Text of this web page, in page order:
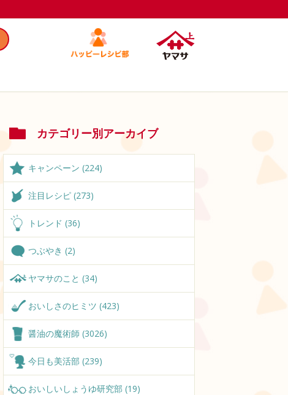
カテゴリー別アーカイブ
キャンペーン (224)
注目レシピ (273)
トレンド (36)
つぶやき (2)
ヤマサのこと (34)
おいしさのヒミツ (423)
醤油の魔術師 (3026)
今日も美活部 (239)
おいしいしょうゆ研究部 (19)